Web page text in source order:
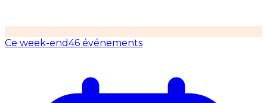
Ce week-end46 événements